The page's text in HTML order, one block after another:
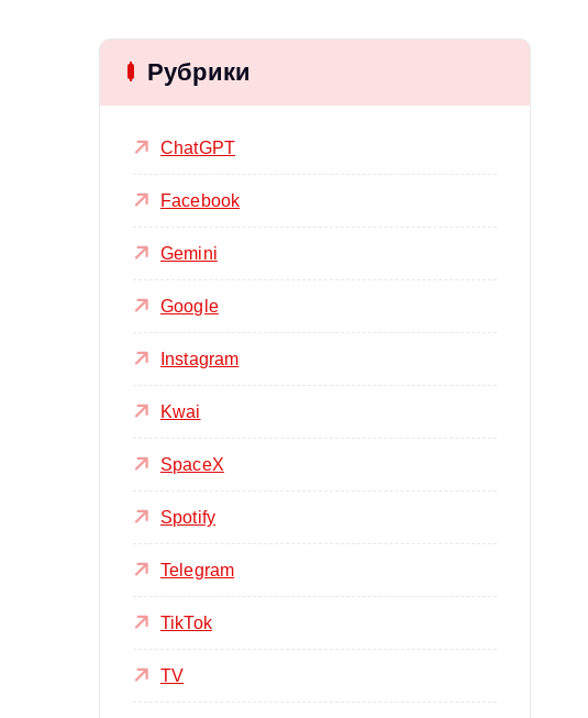
Рубрики
ChatGPT
Facebook
Gemini
Google
Instagram
Kwai
SpaceX
Spotify
Telegram
TikTok
TV